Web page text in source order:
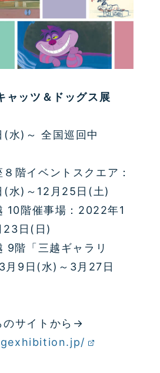
ャッツ＆ドッグス展
(水)～全国巡回中
階イベントスクエア：
(水)～12月25日(土)
10階催事場：2022年1
23日(日)
9階「三越ギャラリ
月9日(水)～3月27日
のサイトから→